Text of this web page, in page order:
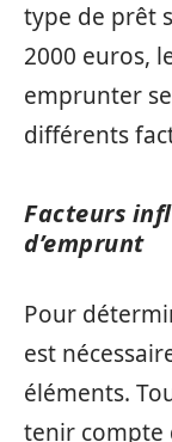
type de prêt
2000 euros,
emprunter
différents
Facteurs
d’emprunt
Pour
est
éléments.
tenir compte